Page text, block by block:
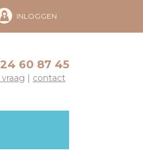
INLOGGEN
60 87 45
| contact